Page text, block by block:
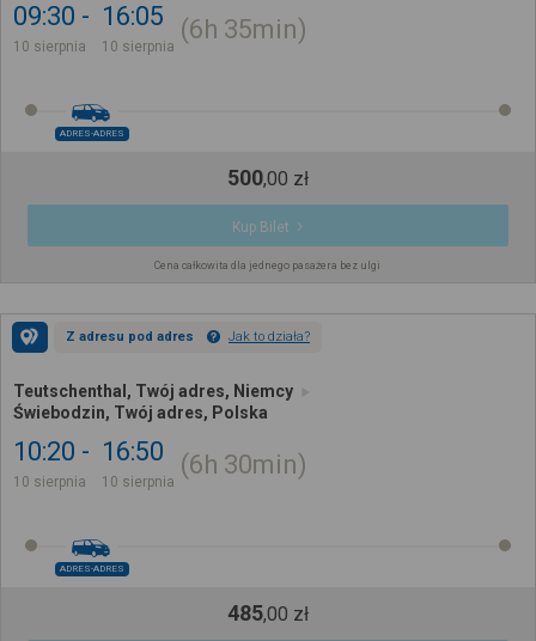
09:30
10 sierpnia
16:05
10 sierpnia
6h 35min
ADRES-ADRES
500,00 zł
Kup Bilet
Cena całkowita dla jednego pasażera bez ulgi
Z adresu pod adres Jak to działa?
Teutschenthal, Twój adres, Niemcy
Świebodzin, Twój adres, Polska
10:20
10 sierpnia
16:50
10 sierpnia
6h 30min
ADRES-ADRES
485,00 zł